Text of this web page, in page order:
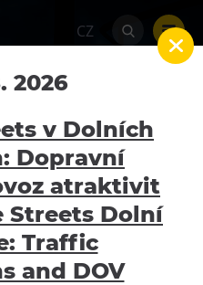
CZ
VOLNÁ
3D
SVĚTĚ
ZDARMA!
MÁME POSLEDNÍ VOLNÁ
A SVĚTĚ KREATIVITY
2026
v Dolních
Dopravní
atraktivit
Streets Dolní
Traffic
and DOV